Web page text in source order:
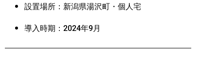
設置場所：新潟県湯沢町・個人宅
導入時期：2024年9月